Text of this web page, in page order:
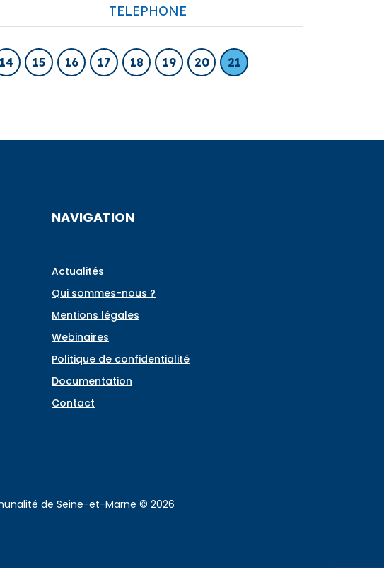
TELEPHONE
14 15 16 17 18 19 20 21
NAVIGATION
Actualités
Qui sommes-nous ?
Mentions légales
Webinaires
Politique de confidentialité
Documentation
Contact
de Seine-et-Marne © 2026